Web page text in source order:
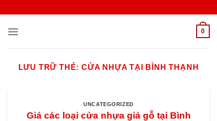
nội
0
LƯU TRỮ THẺ: CỬA NHỰA TẠI BÌNH THẠNH
UNCATEGORIZED
Giá các loại cửa nhựa giả gỗ tại Bình